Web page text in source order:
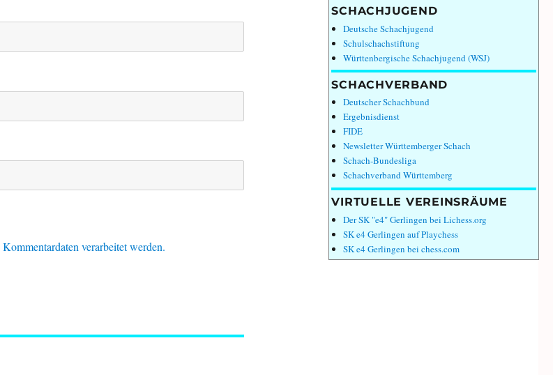
verarbeitet werden.
SCHACHJUGEND
Deutsche Schachjugend
Schulschachstiftung
Württenbergische Schachjugend (WSJ)
SCHACHVERBAND
Deutscher Schachbund
Ergebnisdienst
FIDE
Newsletter Württemberger Schach
Schach-Bundesliga
Schachverband Württemberg
VIRTUELLE VEREINSRÄUME
Der SK "e4" Gerlingen bei Lichess.org
SK e4 Gerlingen auf Playchess
SK e4 Gerlingen bei chess.com